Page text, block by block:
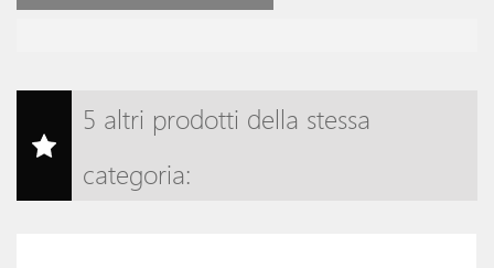
5 altri prodotti della stessa
categoria: